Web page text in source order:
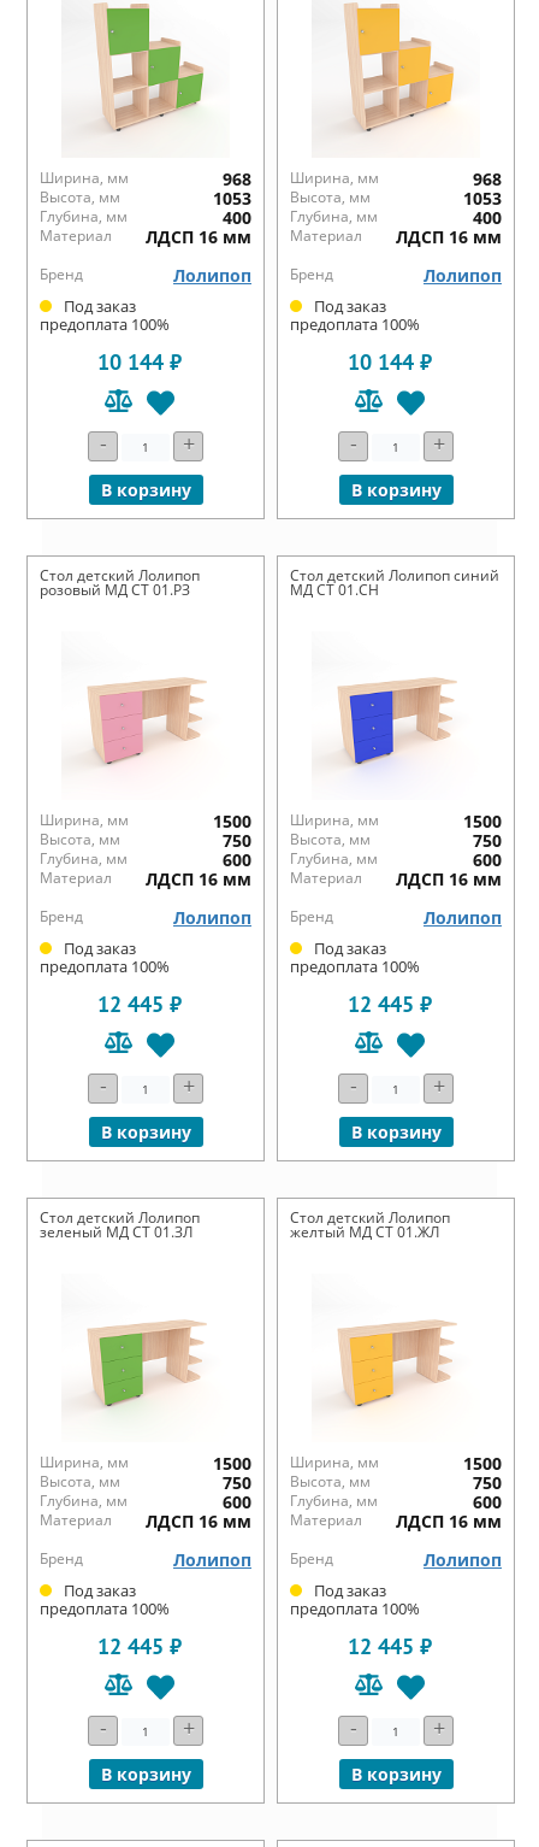
Ширина, мм 968
Высота, мм 1053
Глубина, мм 400
Материал ЛДСП 16 мм
Бренд Лолипоп
Под заказ
предоплата 100%
10 144 ₽
- +
В корзину
Ширина, мм 968
Высота, мм 1053
Глубина, мм 400
Материал ЛДСП 16 мм
Бренд Лолипоп
Под заказ
предоплата 100%
10 144 ₽
- +
В корзину
Стол детский Лолипоп
розовый МД СТ 01.РЗ
Ширина, мм 1500
Высота, мм 750
Глубина, мм 600
Материал ЛДСП 16 мм
Бренд Лолипоп
Под заказ
предоплата 100%
12 445 ₽
- +
В корзину
Стол детский Лолипоп синий
МД СТ 01.СН
Ширина, мм 1500
Высота, мм 750
Глубина, мм 600
Материал ЛДСП 16 мм
Бренд Лолипоп
Под заказ
предоплата 100%
12 445 ₽
- +
В корзину
Стол детский Лолипоп
зеленый МД СТ 01.ЗЛ
Ширина, мм 1500
Высота, мм 750
Глубина, мм 600
Материал ЛДСП 16 мм
Бренд Лолипоп
Под заказ
предоплата 100%
12 445 ₽
- +
В корзину
Стол детский Лолипоп
желтый МД СТ 01.ЖЛ
Ширина, мм 1500
Высота, мм 750
Глубина, мм 600
Материал ЛДСП 16 мм
Бренд Лолипоп
Под заказ
предоплата 100%
12 445 ₽
- +
В корзину